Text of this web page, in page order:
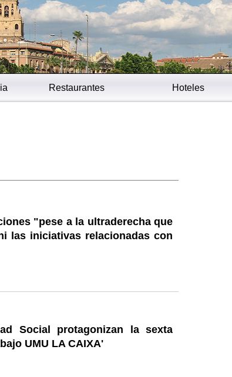
Restaurantes Hoteles
"pese a la ultraderecha que
las iniciativas relacionadas con
Social protagonizan la sexta
UMU LA CAIXA'